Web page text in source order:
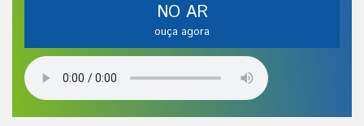
NO AR
ouça agora